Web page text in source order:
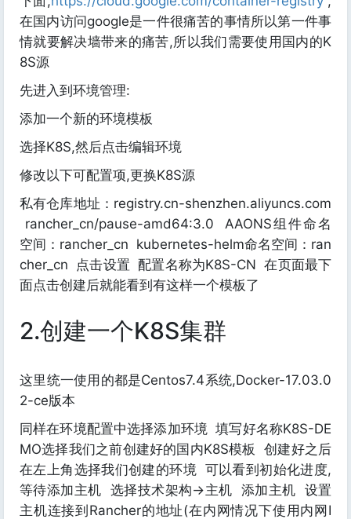
在国内访问google是一件很痛苦的事情所以第一件事
情就要解决墙带来的痛苦,所以我们需要使用国内的K
8S源
先进入到环境管理:
添加一个新的环境模板
选择K8S,然后点击编辑环境
修改以下可配置项,更换K8S源
私有仓库地址：registry.cn-shenzhen.aliyuncs.com
rancher_cn/pause-amd64:3.0
AAONS组件命名
空间：rancher_cn kubernetes-helm命名空间：ran
cher_cn
点击设置 配置名称为K8S-CN 在页面最下
面点击创建后就能看到有这样一个模板了
2.创建一个K8S集群
这里统一使用的都是Centos7.4系统,Docker-17.03.0
2-ce版本
同样在环境配置中选择添加环境 填写好名称K8S-DE
MO选择我们之前创建好的国内K8S模板
创建好之后
在左上角选择我们创建的环境 可以看到初始化进度,
等待添加主机 选择技术架构->主机 添加主机 设置
主机连接到Rancher的地址(在内网情况下使用内网I